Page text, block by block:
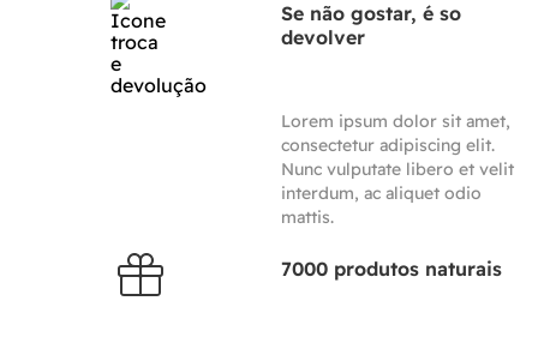
Se não gostar, é so
devolver
Lorem ipsum dolor sit amet,
consectetur adipiscing elit.
Nunc vulputate libero et velit
interdum, ac aliquet odio
mattis.
7000 produtos naturais